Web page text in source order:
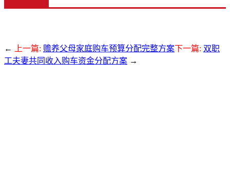
← 上一篇: 赡养父母家庭购车预算分配完整方案下一篇: 双职
工夫妻共同收入购车资金分配方案 →